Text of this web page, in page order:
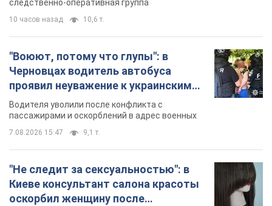
следственно-оперативная группа
10 часов назад 10,6 т.
"Воюют, потому что глупы": в
Черновцах водитель автобуса
проявил неуважение к украинским
военным и поплатился за это.
Видео
Водителя уволили после конфликта с
пассажирами и оскорблений в адрес военных
7.08.2026 15:47 9,1 т.
"Не следит за сексуальностью": в
Киеве консультант салона красоты
оскорбил женщину после